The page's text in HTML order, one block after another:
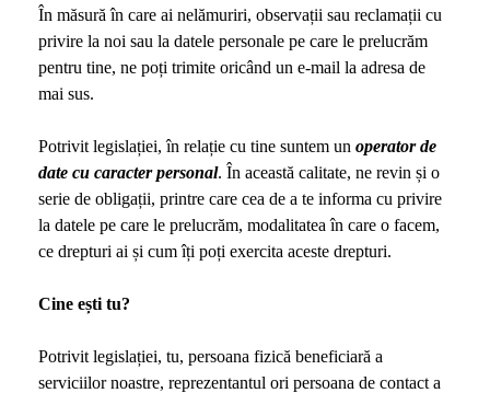
În măsură în care ai nelămuriri, observații sau reclamații cu
privire la noi sau la datele personale pe care le prelucrăm
pentru tine, ne poți trimite oricând un e-mail la adresa de
mai sus.
Potrivit legislației, în relație cu tine suntem un operator de
date cu caracter personal. În această calitate, ne revin și o
serie de obligații, printre care cea de a te informa cu privire
la datele pe care le prelucrăm, modalitatea în care o facem,
ce drepturi ai și cum îți poți exercita aceste drepturi.
Cine ești tu?
Potrivit legislației, tu, persoana fizică beneficiară a
serviciilor noastre, reprezentantul ori persoana de contact a